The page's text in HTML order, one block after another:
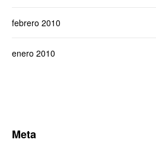
febrero 2010
enero 2010
Meta